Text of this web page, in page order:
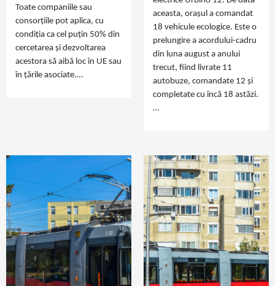
Toate companiile sau
consorțiile pot aplica, cu
condiția ca cel puțin 50% din
cercetarea și dezvoltarea
acestora să aibă loc în UE sau
în țările asociate.…
aceasta, orașul a comandat
18 vehicule ecologice. Este o
prelungire a acordului-cadru
din luna august a anului
trecut, fiind livrate 11
autobuze, comandate 12 și
completate cu încă 18 astăzi.
…